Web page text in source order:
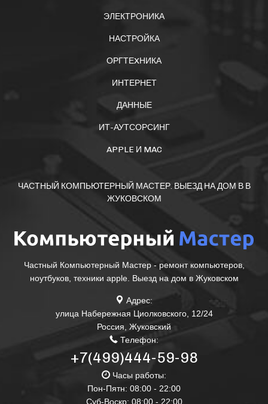
ЭЛЕКТРОНИКА
НАСТРОЙКА
ОРГТЕXНИКА
ИНТЕРНЕТ
ДАННЫЕ
ИТ-АУТСОРСИНГ
APPLE И MAC
ЧАСТНЫЙ КОМПЬЮТЕРНЫЙ МАСТЕР. ВЫЕЗД НА ДОМ В В
ЖУКОВСКОМ
Частный Компьютерный Мастер - ремонт компьютеров,
ноутбуков, техники apple. Выезд на дом в Жуковском
Адрес:
улица Набережная Циолковского, 12/24
Россия, Жуковский
Телефон:
+7(499)444-59-98
Часы работы:
Пон-Пятн: 08:00 - 22:00
Суб-Воскр: 08:00 - 22:00